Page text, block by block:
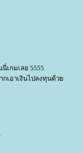
เกมเลย 5555
กเอาเงินไปลงทุนด้ว